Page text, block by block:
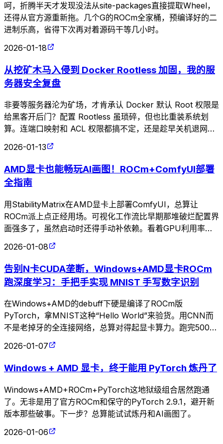
呵，折腾半天才发现没法从site-packages直接提取Wheel，
还得从官方源重新拖。几个G的ROCm全家桶，预编译好的二
进制乐高，省得下次再对着源码干等几小时。
2026-01-18
从挖矿木马入侵到 Docker Rootless 加固，我的服
务器安全复盘
非要等服务器沦为矿场，才肯承认 Docker 默认 Root 权限是
给黑客开后门？配置 Rootless 虽琐碎，但也比重装系统划
算。连端口映射和 ACL 权限都搞不定，还是趁早关机退网，
别在生产环境裸奔了。
2026-01-13
AMD显卡也能畅玩AI画图！ROCm+ComfyUI部署
全指南
用StabilityMatrix在AMD显卡上部署ComfyUI，总算让
ROCm派上点正经用场。可视化工作流比早期那堆破烂配置界
面强多了，虽然启动时还得手动补依赖。看着GPU利用率拉
2026-01-08
告别N卡CUDA垄断，Windows+AMD显卡ROCm
跑深度学习：手把手实现 MNIST 手写数字识别
在Windows+AMD的debuff下硬是编译了ROCm版
PyTorch，拿MNIST这种“Hello World”来验货。用CNN而
不是老掉牙的全连接网络，总算对得起显卡算力。跑完500个
batch损失降到0.03，这种基础任务也就测个环境能用罢了。
2026-01-07
Windows + AMD 显卡，终于能用 PyTorch 炼丹了
Windows+AMD+ROCm+PyTorch这地狱级组合居然跑通
了。无非是用了官方ROCm和保守的PyTorch 2.9.1，避开新
版本那些破事。下一步？总算能试试炼丹和AI画图了。
2026-01-06